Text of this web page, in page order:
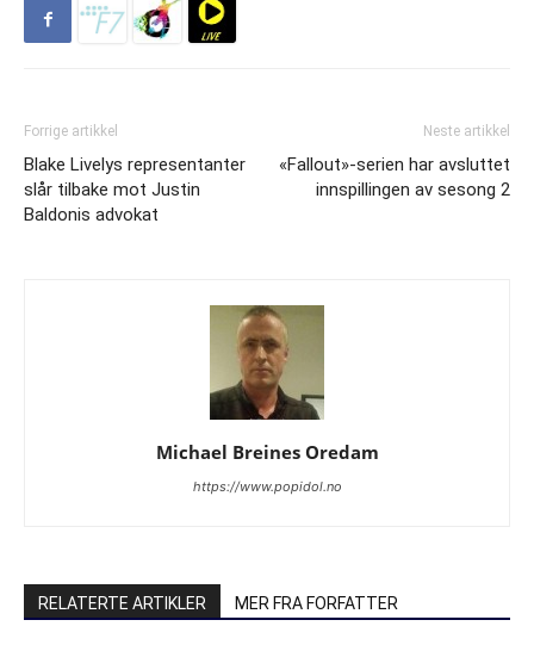
Forrige artikkel
Blake Livelys representanter
slår tilbake mot Justin
Baldonis advokat
Neste artikkel
«Fallout»-serien har avsluttet
innspillingen av sesong 2
Michael Breines Oredam
https://www.popidol.no
RELATERTE ARTIKLER MER FRA FORFATTER